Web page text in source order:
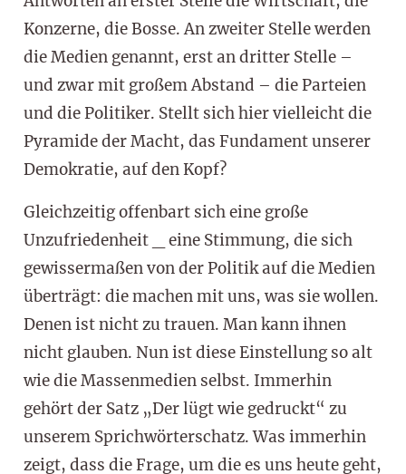
Konzerne, die Bosse. An zweiter Stelle werden
die Medien genannt, erst an dritter Stelle –
und zwar mit großem Abstand – die Parteien
und die Politiker. Stellt sich hier vielleicht die
Pyramide der Macht, das Fundament unserer
Demokratie, auf den Kopf?
Gleichzeitig offenbart sich eine große
Unzufriedenheit _ eine Stimmung, die sich
gewissermaßen von der Politik auf die Medien
überträgt: die machen mit uns, was sie wollen.
Denen ist nicht zu trauen. Man kann ihnen
nicht glauben. Nun ist diese Einstellung so alt
wie die Massenmedien selbst. Immerhin
gehört der Satz „Der lügt wie gedruckt“ zu
unserem Sprichwörterschatz. Was immerhin
zeigt, dass die Frage, um die es uns heute geht,